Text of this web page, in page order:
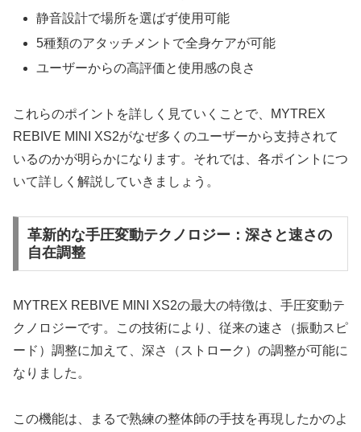
静音設計で場所を選ばず使用可能
5種類のアタッチメントで全身ケアが可能
ユーザーからの高評価と使用感の良さ
これらのポイントを詳しく見ていくことで、MYTREX
REBIVE MINI XS2がなぜ多くのユーザーから支持されて
いるのかが明らかになります。それでは、各ポイントにつ
いて詳しく解説していきましょう。
革新的な手圧変動テクノロジー：深さと速さの
自在調整
MYTREX REBIVE MINI XS2の最大の特徴は、手圧変動テ
クノロジーです。この技術により、従来の速さ（振動スピ
ード）調整に加えて、深さ（ストローク）の調整が可能に
なりました。
この機能は、まるで熟練の整体師の手技を再現したかのよ